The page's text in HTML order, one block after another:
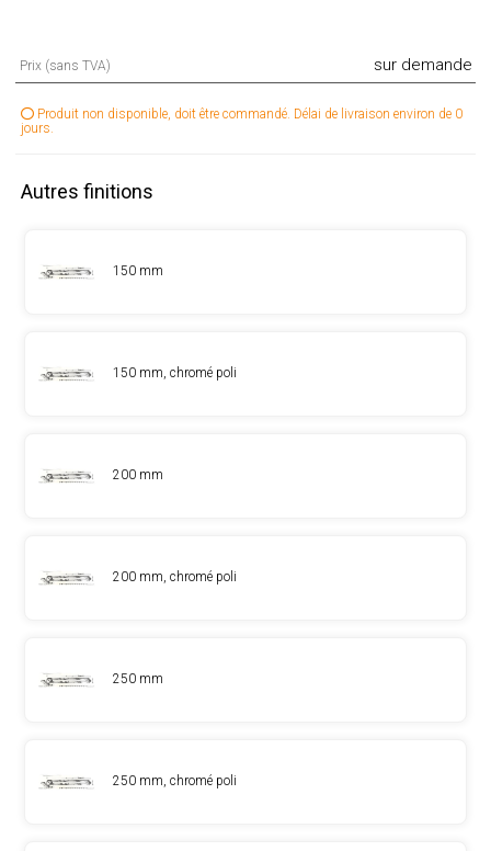
Prix (sans TVA) sur demande
Produit non disponible, doit être commandé. Délai de livraison environ de 0
jours.
Autres finitions
150 mm
150 mm, chromé poli
200 mm
200 mm, chromé poli
250 mm
250 mm, chromé poli